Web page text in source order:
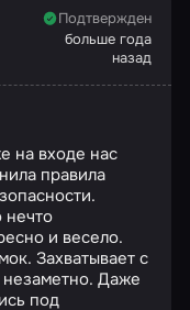
Подтвержден
больше года
назад
на входе нас
правила
нечто
и весело.
Захватывает с
незаметно. Даже
под